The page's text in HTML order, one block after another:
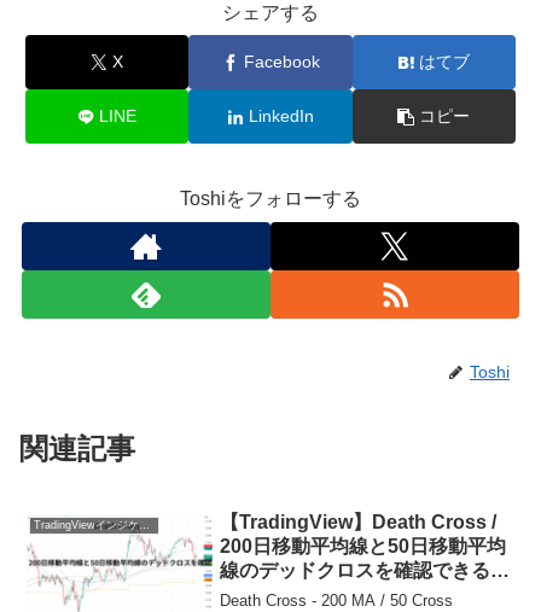
シェアする
X Facebook はてブ
LINE LinkedIn コピー
Toshiをフォローする
Toshi
関連記事
TradingViewインジケーターおすすめ一覧
【TradingView】Death Cross /
200日移動平均線と50日移動平均
線のデッドクロスを確認できるイ
ンジケーター
Death Cross - 200 MA / 50 Cross